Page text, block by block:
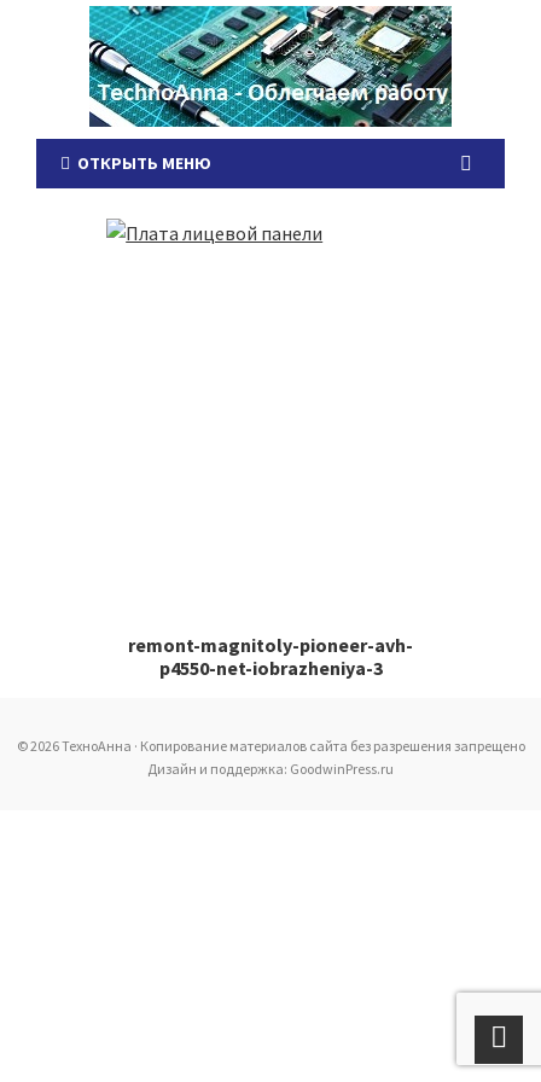
ОТКРЫТЬ МЕНЮ
remont-magnitoly-pioneer-avh-
p4550-net-iobrazheniya-3
© 2026 ТехноАнна · Копирование материалов сайта без разрешения запрещено
Дизайн и поддержка: GoodwinPress.ru